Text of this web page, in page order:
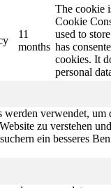
11
months
The cookie
Cookie
used to
has
cookies. It
personal
werden verwendet, um
zu verstehen
ein besseres